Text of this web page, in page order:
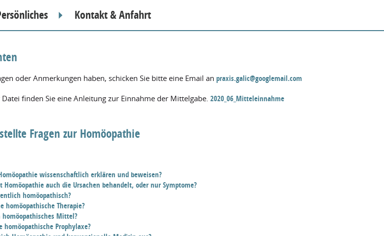
Kontakt & Anfahrt
oder Anmerkungen haben, schicken Sie bitte eine Email anpraxis.galic@googlemail.com
Datei finden Sie eine Anleitung zur Einnahme der Mittelgabe.2020_06_Mitteleinnahme
Fragen zur Homöopathie
wissenschaftlich erklären und beweisen?
Homöopathie auch die Ursachen behandelt, oder nur Symptome?
homöopathisch?
homöopathische Therapie?
homöopathisches Mittel?
homöopathische Prophylaxe?